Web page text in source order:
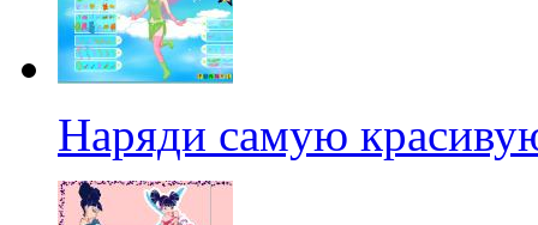
Наряди самую